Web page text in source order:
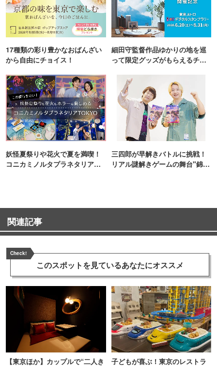
17種類の彩り豊かなおばんざい
から自由にチョイス！
細田守監督作品ゆかりの地を巡
って限定グッズがもらえるチャ
妖怪夏祭りや花火で夏を満喫！
コニカミノルタプラネタリア
三四郎が早解きバトルに挑戦！
リアル謎解きゲームの舞台"錦糸
関連記事
Check!
このスポットを見ているあなたにオススメ
【東京ほか】カップルで“二人き
子どもが喜ぶ！東京のレストラ